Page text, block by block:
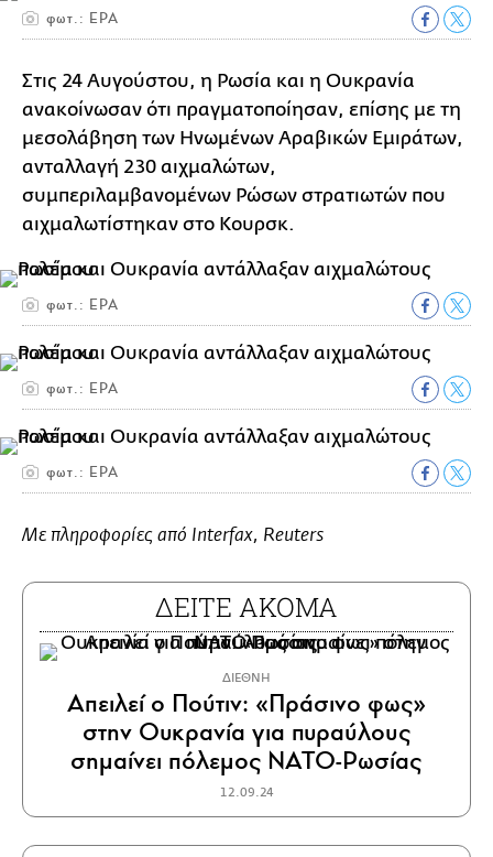
φωτ.: ΕΡΑ
Στις 24 Αυγούστου, η Ρωσία και η Ουκρανία
ανακοίνωσαν ότι πραγματοποίησαν, επίσης με τη
μεσολάβηση των Ηνωμένων Αραβικών Εμιράτων,
ανταλλαγή 230 αιχμαλώτων,
συμπεριλαμβανομένων Ρώσων στρατιωτών που
αιχμαλωτίστηκαν στο Κουρσκ.
φωτ.: ΕΡΑ
φωτ.: ΕΡΑ
φωτ.: ΕΡΑ
Με πληροφορίες από Interfax, Reuters
ΔΕΙΤΕ ΑΚΟΜΑ
ΔΙΕΘΝΗ
Απειλεί ο Πούτιν: «Πράσινο φως»
στην Ουκρανία για πυραύλους
σημαίνει πόλεμος ΝΑΤΟ-Ρωσίας
12.09.24